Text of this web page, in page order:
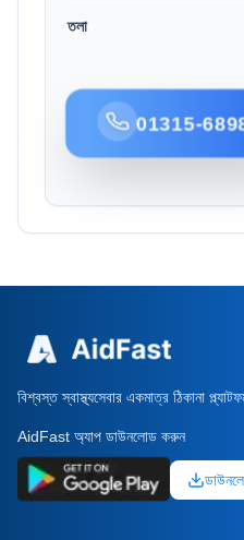
তলা
01315-
বিশ্বস্ত স্বাস্থ্যসেবার একমাত্র ঠিকানা
AidFast অ্যাপ ডাউনলোড করুন